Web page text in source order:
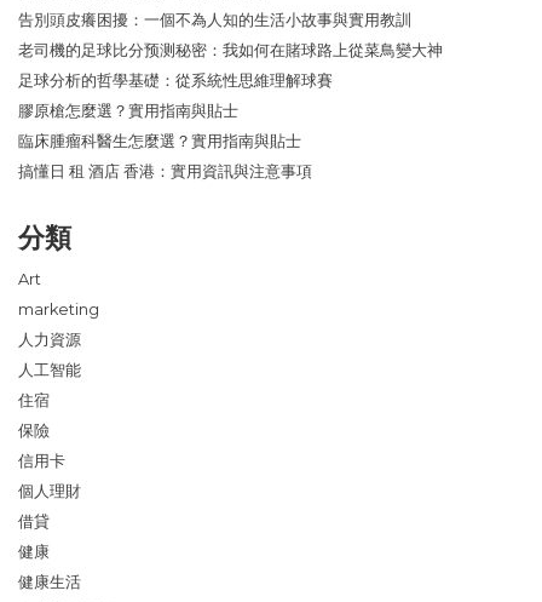
告別頭皮癢困擾：一個不為人知的生活小故事與實用教訓
老司機的足球比分预测秘密：我如何在賭球路上從菜鳥變大神
足球分析的哲學基礎：從系統性思維理解球賽
膠原槍怎麼選？實用指南與貼士
臨床腫瘤科醫生怎麼選？實用指南與貼士
搞懂日 租 酒店 香港：實用資訊與注意事項
分類
Art
marketing
人力資源
人工智能
住宿
保險
信用卡
個人理財
借貸
健康
健康生活